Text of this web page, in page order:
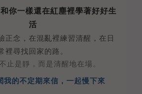
你一樣還在紅塵裡學著好好生
活
正念，在混亂裡練習清醒，在日
裡尋找回家的路。
止是靜，而是清醒地在場。
我的不定期來信，一起慢下來